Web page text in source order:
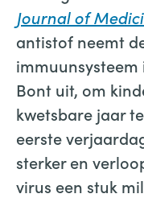
Journal of
antistof neemt
Bont uit, om
kwetsbare jaar
eerste
sterker en
virus een stuk